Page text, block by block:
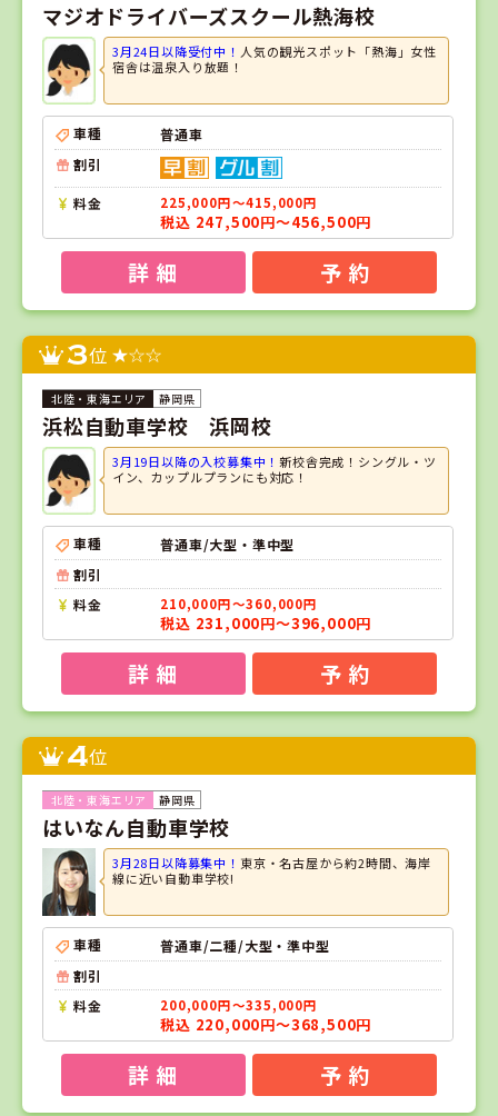
マジオドライバーズスクール熱海校
3月24日以降受付中！ 人気の観光スポット「熱海」女性
宿舎は温泉入り放題！
車種
普通車
割引
料金 225,000円～415,000円
税込 247,500円～456,500円
詳 細 予 約
3位
静岡県
浜松自動車学校 浜岡校
3月19日以降の入校募集中！新校舎完成！シングル・ツ
イン、カップルプランにも対応！
車種
普通車/大型・準中型
割引
料金
210,000円～360,000円
税込 231,000円～396,000円
詳 細 予 約
4位
静岡県
はいなん自動車学校
3月28日以降募集中！ 東京・名古屋から約2時間、海岸
線に近い自動車学校!
車種
普通車/二種/大型・準中型
割引
料金
200,000円～335,000円
税込 220,000円～368,500円
詳 細 予 約